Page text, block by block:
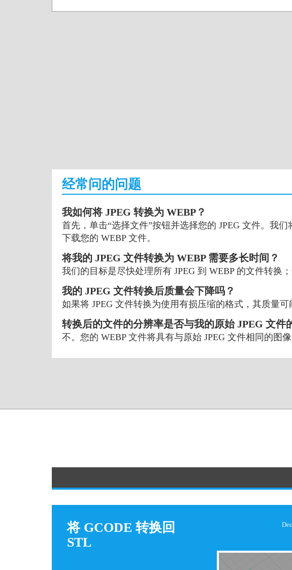
经常问的问题
我如何将 JPEG 转换为 WEBP？
首先，单击“选择文件”按钮并选择您的 JPEG 文件。我
下载您的 WEBP 文件。
将我的 JPEG 文件转换为 WEBP 需要多长时间？
我们的目标是尽快处理所有 JPEG 到 WEBP 的文件转换
我的 JPEG 文件转换后质量会下降吗？
如果将 JPEG 文件转换为使用有损压缩的格式，其质量
转换后的文件的分辨率是否与我的原始 JPEG 文件
不。您的 WEBP 文件将具有与原始 JPEG 文件相同的图像
将 GCODE 转换回
STL